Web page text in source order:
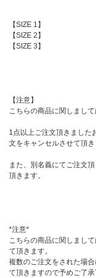
【SIZE 1】
【SIZE 2】
【SIZE 3】
【注意】
こちらの商品に関しまし
1点以上ご注文頂きました
文をキャンセルさせて頂き
また、別名義にてご注文
頂きます。
*注意*
こちらの商品に関しまし
て頂きます。
複数のご注文をされた場
て頂きますので予めご了承